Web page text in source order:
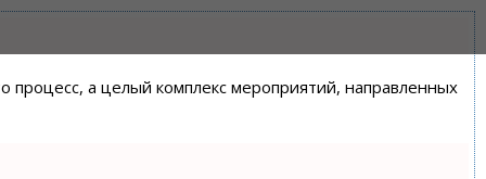
процесс, а целый комплекс мероприятий, направленных